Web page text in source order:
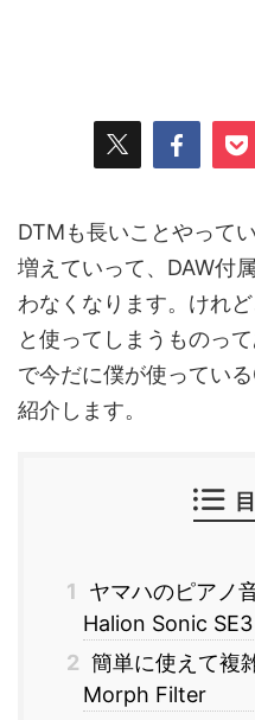
DTMも長いことやって
増えていって、DAW付
わなくなります。けれ
と使ってしまうものっ
で今だに僕が使ってい
紹介します。
1
ヤマハのピアノ
Halion Sonic SE3
2 簡単に使えて複
Morph Filter